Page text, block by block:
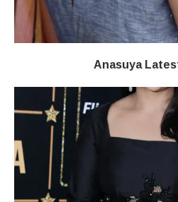
Anasuya